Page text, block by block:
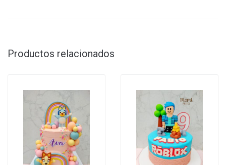
Productos relacionados